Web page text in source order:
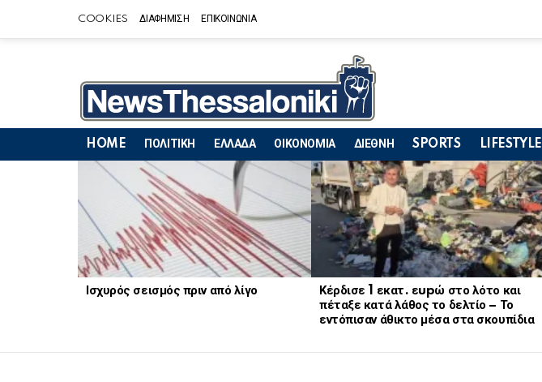
COOKIES ΔΙΑΦΗΜΙΣΗ ΕΠΙΚΟΙΝΩΝΙΑ
HOME ΠΟΛΙΤΙΚΗ ΕΛΛΑΔΑ ΟΙΚΟΝΟΜΙΑ ΔΙΕΘΝΗ SPORTS LIFESTYLE
LATEST
STORIES
Ισχυρός σεισμός πριν από λίγο
Κέρδισε 1 εκατ. εupώ στο λότο και
πέταξε κατά λάθος το δελτίο – Το
εντόπισαν άθικτο μέσα στα σκουπίδια